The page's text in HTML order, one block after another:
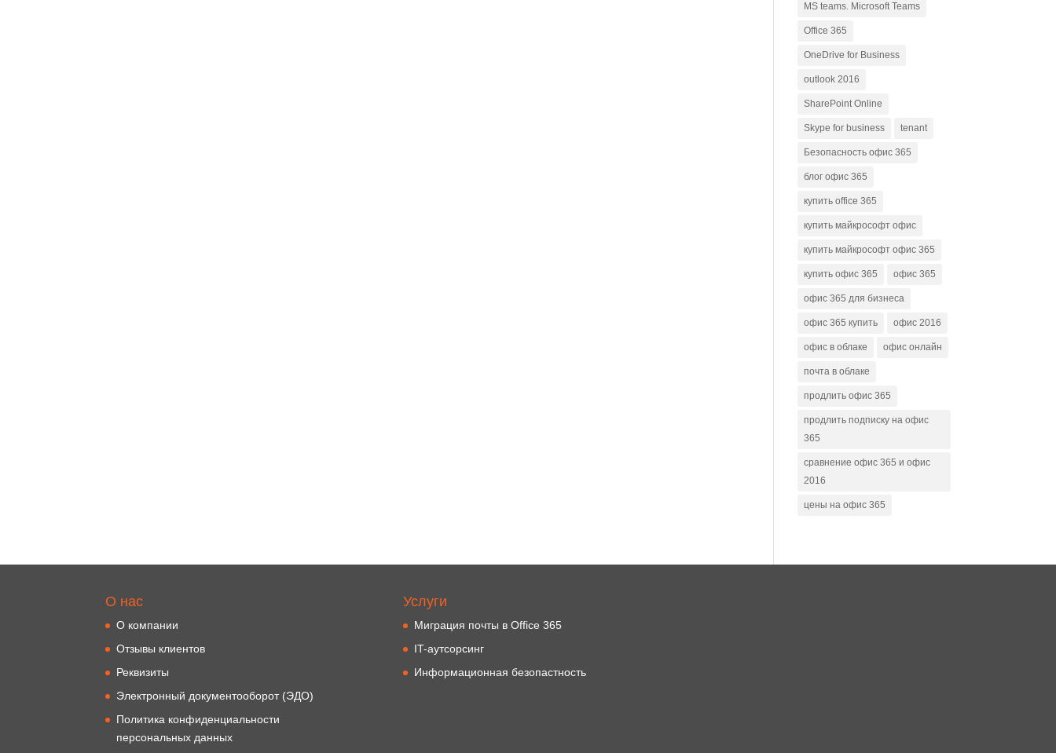
MS teams. Microsoft Teams
Office 365
OneDrive for Business
outlook 2016
SharePoint Online
Skype for business tenant
Безопасность офис 365
блог офис 365
купить office 365
купить майкрософт офис
купить майкрософт офис 365
купить офис 365 офис 365
офис 365 для бизнеса
офис 365 купить офис 2016
офис в облаке офис онлайн
почта в облаке
продлить офис 365
продлить подписку на офис
365
сравнение офис 365 и офис
2016
цены на офис 365
О нас
О компании
Отзывы клиентов
Реквизиты
Электронный документооборот (ЭДО)
Политика конфиденциальности
персональных данных
Услуги
Миграция почты в Office 365
IT-аутсорсинг
Информационная безопастность